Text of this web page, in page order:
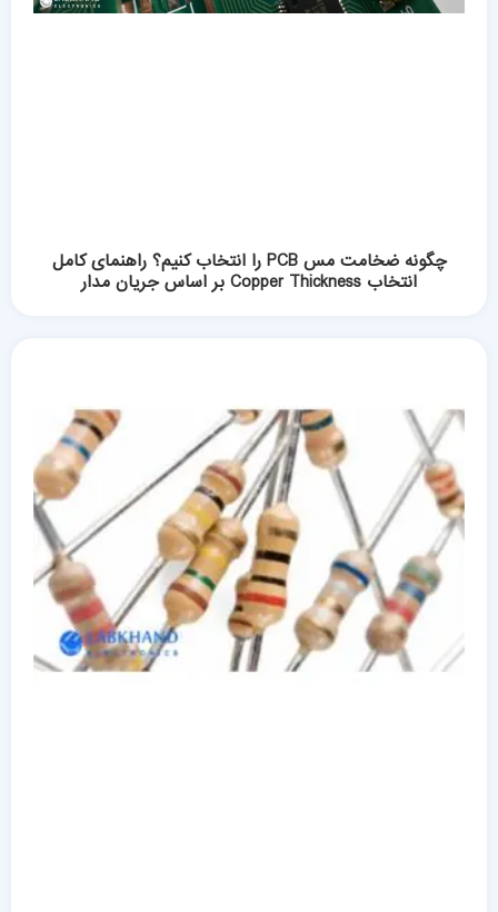
چگونه ضخامت مس PCB را انتخاب کنیم؟ راهنمای کامل
انتخاب Copper Thickness بر اساس جریان مدار